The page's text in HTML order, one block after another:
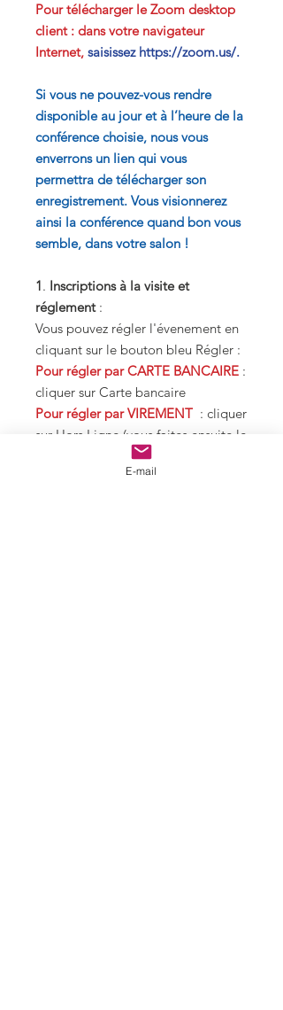
Pour télécharger le Zoom desktop
client : dans votre navigateur
Internet, saisissez https://zoom.us/.
Si vous ne pouvez-vous rendre
disponible au jour et à l’heure de la
conférence choisie, nous vous
enverrons un lien qui vous
permettra de télécharger son
enregistrement. Vous visionnerez
ainsi la conférence quand bon vous
semble, dans votre salon !
1. Inscriptions à la visite et
réglement:
Vous pouvez régler l'évenement en
cliquant sur le bouton bleu Régler :
Pour régler par CARTE BANCAIRE :
cliquer sur Carte bancaire
Pour régler par VIREMENT : cliquer
sur Hors Ligne (vous faites ensuite le
virement hors du site.
E-mail